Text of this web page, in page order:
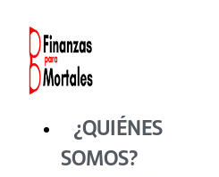
contenido
¿QUIÉNES
SOMOS?